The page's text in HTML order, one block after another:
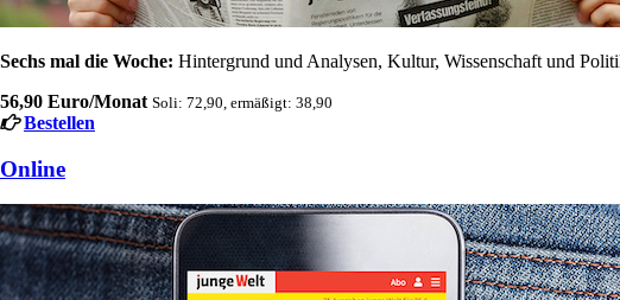
Sechs mal die Woche: Hintergrund und Analysen, Kultur, Wissenschaft und
56,90 Euro/Monat Soli: 72,90, ermäßigt: 38,90
Bestellen
Online